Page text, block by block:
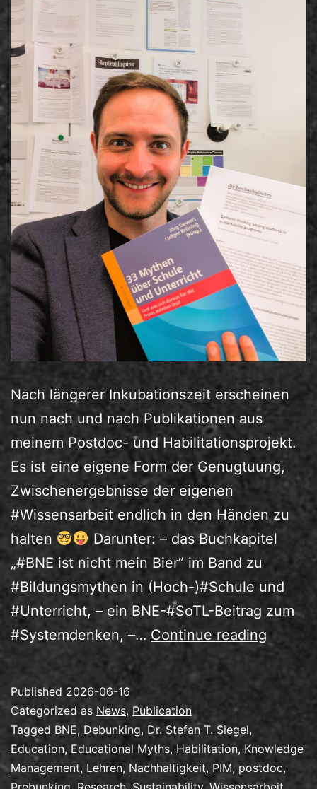
Nach längerer Inkubationszeit erscheinen
nun nach und nach Publikationen aus
meinem Postdoc- und Habilitationsprojekt.
Es ist eine eigene Form der Genugtuung,
Zwischenergebnisse der eigenen
#Wissensarbeit endlich in den Händen zu
halten
Darunter: – das Buchkapitel
„#BNE ist nicht mein Bier” im Band zu
#Bildungsmythen in (Hoch-)#Schule und
#Unterricht, – ein BNE-#SoTL-Beitrag zum
#Systemdenken, –…Continue reading
Published 2026-06-16
Categorized as News, Publication
Tagged BNE, Debunking, Dr. Stefan T. Siegel,
Education, Educational Myths,Habilitation, Knowledge
Management, Lehren, Nachhaltigkeit, PIM,postdoc,